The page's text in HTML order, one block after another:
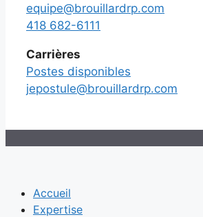
equipe@brouillardrp.com
418 682-6111
Carrières
Postes disponibles
jepostule@brouillardrp.com
Accueil
Expertise